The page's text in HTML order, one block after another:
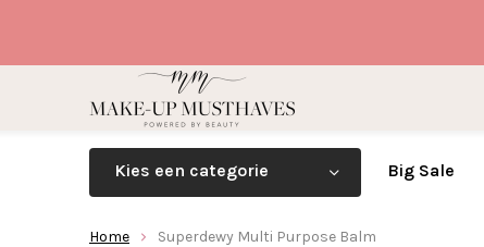
Kies een categorie Big Sale
Home Superdewy Multi Purpose Balm